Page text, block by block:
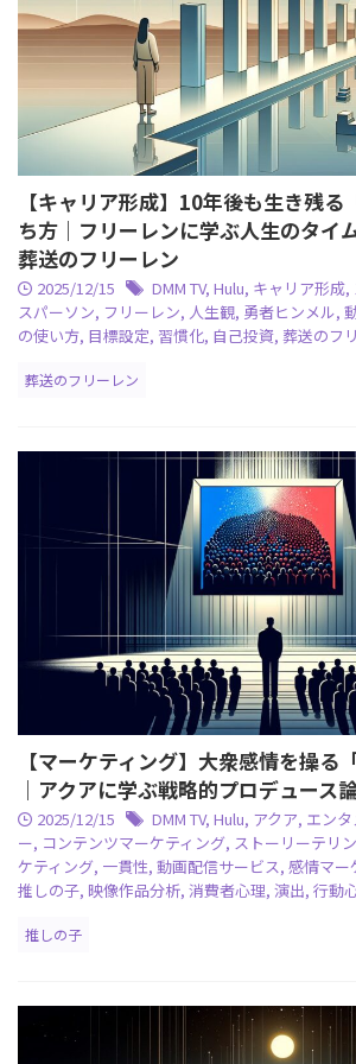
【キャリア形成】10年後も生き残
ち方｜フリーレンに学ぶ人生のタイ
葬送のフリーレン
2025/12/15 DMM TV, Hulu, キャリア形成,
スパーソン, フリーレン, 人生観, 勇者ヒンメル,
の使い方, 目標設定, 習慣化, 自己投資, 葬送のフ
葬送のフリーレン
【マーケティング】大衆感情を操る
｜アクアに学ぶ戦略的プロデュース
2025/12/15 DMM TV, Hulu, アクア, エンタ
ー, コンテンツマーケティング, ストーリーテリ
ケティング, 一貫性, 動画配信サービス, 感情マー
推しの子, 映像作品分析, 消費者心理, 演出, 行動
推しの子